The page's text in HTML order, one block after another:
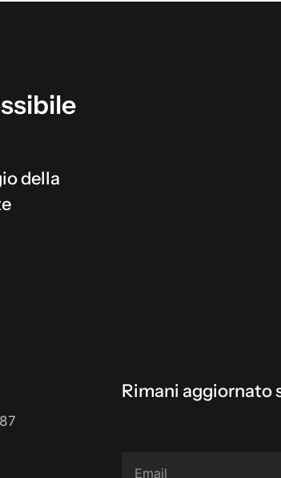
della
Rimani aggiornato